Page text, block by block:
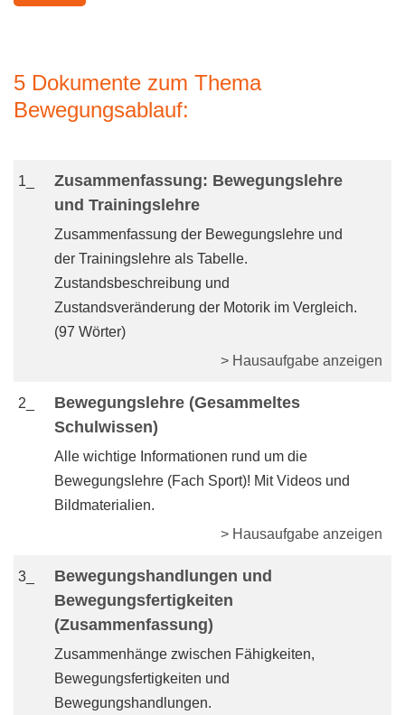
5 Dokumente zum Thema
Bewegungsablauf:
1_
Zusammenfassung: Bewegungslehre
und Trainingslehre
Zusammenfassung der Bewegungslehre und
der Trainingslehre als Tabelle.
Zustandsbeschreibung und
Zustandsveränderung der Motorik im Vergleich.
(97 Wörter)
> Hausaufgabe anzeigen
2_
Bewegungslehre (Gesammeltes
Schulwissen)
Alle wichtige Informationen rund um die
Bewegungslehre (Fach Sport)! Mit Videos und
Bildmaterialien.
> Hausaufgabe anzeigen
3_
Bewegungshandlungen und
Bewegungsfertigkeiten
(Zusammenfassung)
Zusammenhänge zwischen Fähigkeiten,
Bewegungsfertigkeiten und
Bewegungshandlungen.